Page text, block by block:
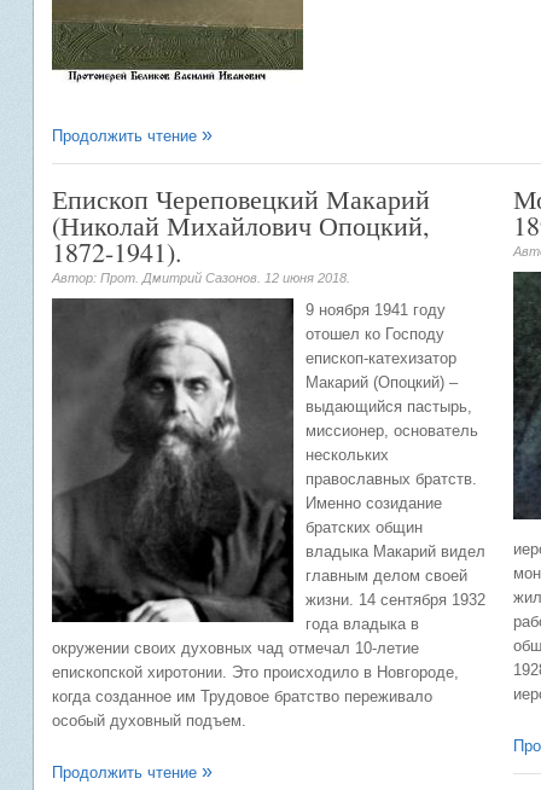
Продолжить чтение
Епископ Череповецкий Макарий
(Николай Михайлович Опоцкий,
1872-1941).
Автор: Прот. Дмитрий Сазонов. 12 июня 2018
9 ноября 1941 году
отошел ко Господу
епископ-катехизатор
Макарий (Опоцкий) –
выдающийся пастырь,
миссионер, основатель
нескольких
православных братств.
Именно созидание
братских общин
владыка Макарий видел
главным делом своей
жизни. 14 сентября 1932
года владыка в
окружении своих духовных чад отмечал 10-летие
епископской хиротонии. Это происходило в Новгороде,
когда созданное им Трудовое братство переживало
особый духовный подъем.
Продолжить чтение